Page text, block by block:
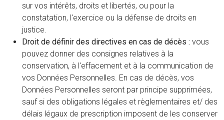
sur vos intérêts, droits et libertés, ou pour la
constatation, l'exercice ou la défense de droits en
justice.
Droit de définir des directives en cas de décès : vous
pouvez donner des consignes relatives à la
conservation, à l'effacement et à la communication de
vos Données Personnelles. En cas de décès, vos
Données Personnelles seront par principe supprimées,
sauf si des obligations légales et règlementaires et/ des
délais légaux de prescription imposent de les conserver